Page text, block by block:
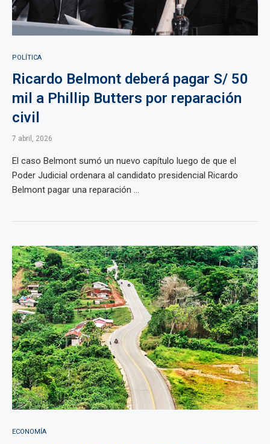
POLÍTICA
Ricardo Belmont deberá pagar S/ 50
mil a Phillip Butters por reparación
civil
7 abril, 2026
El caso Belmont sumó un nuevo capítulo luego de que el
Poder Judicial ordenara al candidato presidencial Ricardo
Belmont pagar una reparación ...
ECONOMÍA